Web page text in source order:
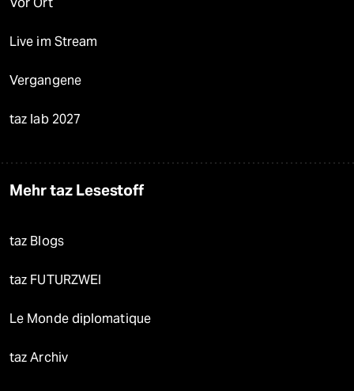
Live im Stream
Vergangene
taz lab 2027
Mehr taz Lesestoff
taz Blogs
taz FUTURZWEI
Le Monde diplomatique
taz Archiv